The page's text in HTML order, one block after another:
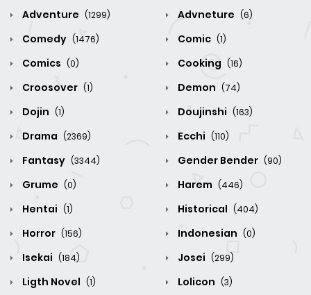
Adventure (1299) Advneture (6)
Comedy (1476) Comic (1)
Comics (0) Cooking (16)
Croosover (1) Demon (74)
Dojin (1) Doujinshi (163)
Drama (2369) Ecchi (110)
Fantasy (3344) Gender Bender (90)
Grume (0) Harem (446)
Hentai (1) Historical (404)
Horror (156) Indonesian (0)
Isekai (184) Josei (299)
Ligth Novel (1) Lolicon (3)